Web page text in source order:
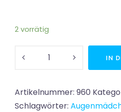
2 vorrätig
Menge
IN
Artikelnummer: 960
Schlagwörter: